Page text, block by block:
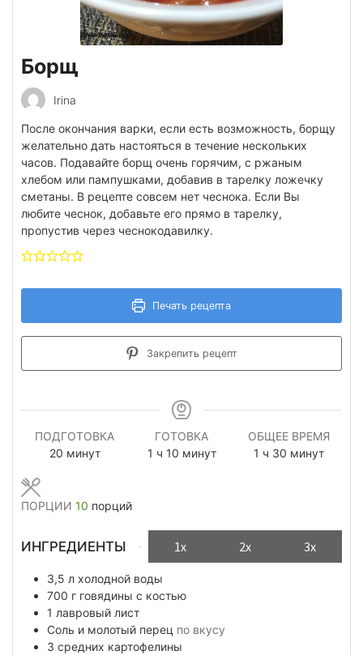
Борщ
Irina
После окончания варки, если есть возможность, борщу
желательно дать настояться в течение нескольких
часов. Подавайте борщ очень горячим, с ржаным
хлебом или пампушками, добавив в тарелку ложечку
сметаны. В рецепте совсем нет чеснока. Если Вы
любите чеснок, добавьте его прямо в тарелку,
пропустив через чеснокодавилку.
Печать рецепта
Закрепить рецепт
ПОДГОТОВКА
20минуты
минут
ГОТОВКА
1 час
ч 10минуты
минут
ОБЩЕЕ ВРЕМЯ
1 час
ч 30минуты
минут
ПОРЦИИ 10 порций
ИНГРЕДИЕНТЫ 1x 2x 3x
3,5 л холодной воды
700 г говядины с костью
1 лавровый лист
Соль и молотый перец по вкусу
3 средних картофелины